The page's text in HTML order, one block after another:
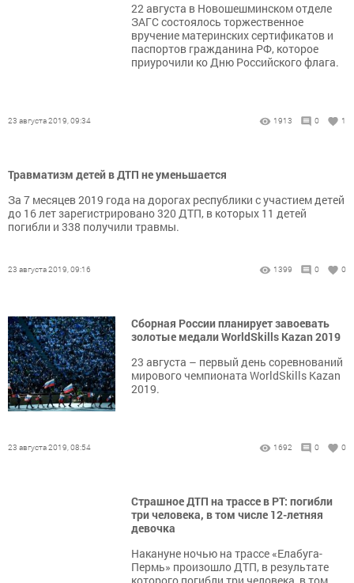
22 августа в Новошешминском отделе
ЗАГС состоялось торжественное
вручение материнских сертификатов и
паспортов гражданина РФ, которое
приурочили ко Дню Российского флага.
23 августа 2019, 09:34 1913 0 1
Травматизм детей в ДТП не уменьшается
За 7 месяцев 2019 года на дорогах республики с участием детей
до 16 лет зарегистрировано 320 ДТП, в которых 11 детей
погибли и 338 получили травмы.
23 августа 2019, 09:16 1399 0 0
Сборная России планирует завоевать
золотые медали WorldSkills Kazan 2019
23 августа – первый день соревнований
мирового чемпионата WorldSkills Kazan
2019.
23 августа 2019, 08:54 1692 0 0
Страшное ДТП на трассе в РТ: погибли
три человека, в том числе 12-летняя
девочка
Накануне ночью на трассе «Елабуга-
Пермь» произошло ДТП, в результате